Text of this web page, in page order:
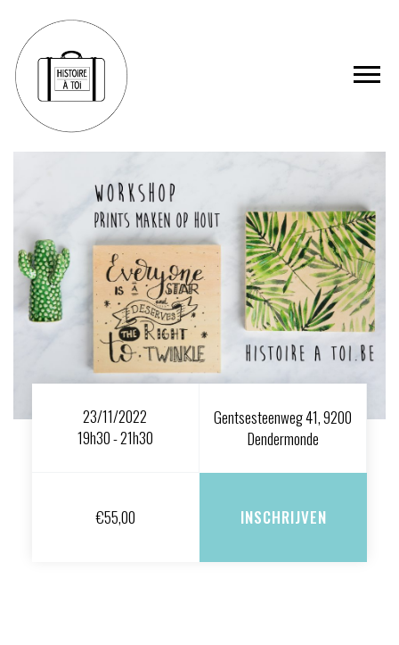
23/11/2022
19h30 - 21h30
Gentsesteenweg 41, 9200
Dendermonde
€55,00 INSCHRIJVEN